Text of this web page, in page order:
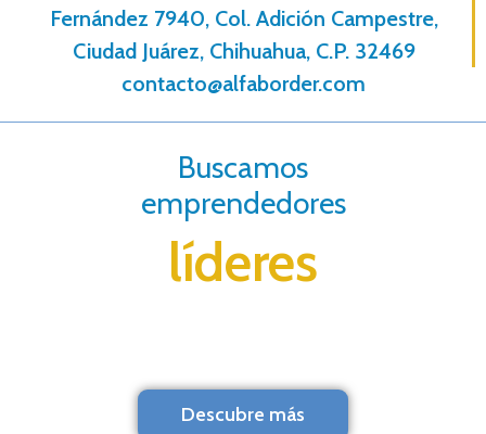
Fernández 7940, Col. Adición Campestre,
Ciudad Juárez, Chihuahua, C.P. 32469
contacto@alfaborder.com
Buscamos
emprendedores
líderes
Descubre más